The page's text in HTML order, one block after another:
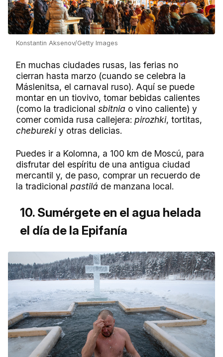
Konstantin Aksenov/Getty Images
En muchas ciudades rusas, las ferias no
cierran hasta marzo (cuando se celebra la
Máslenitsa, el carnaval ruso). Aquí se puede
montar en un tiovivo, tomar bebidas calientes
(como la tradicional sbitnia o vino caliente) y
comer comida rusa callejera: pirozhki, tortitas,
cheburekiy otras delicias.
Puedes ir a Kolomna, a 100 km de Moscú, para
disfrutar del espíritu de una antigua ciudad
mercantil y, de paso, comprar un recuerdo de
la tradicional pastilá de manzana local.
10. Sumérgete en el agua helada
el día de la Epifanía